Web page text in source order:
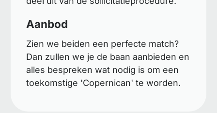
Aanbod
Zien we beiden een perfecte match?
Dan zullen we je de baan aanbieden en
alles bespreken wat nodig is om een
toekomstige 'Copernican' te worden.